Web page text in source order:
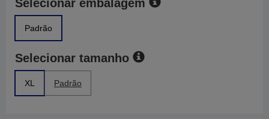
Selecionar embalagem
Padrão
Selecionar tamanho
XL Padrão